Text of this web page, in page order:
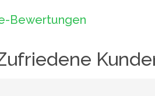
Bewertungen